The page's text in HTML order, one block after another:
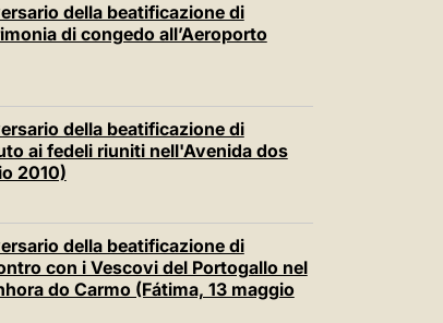
della beatificazione di
di congedo all’Aeroporto
della beatificazione di
ai fedeli riuniti nell'Avenida dos
2010)
della beatificazione di
con i Vescovi del Portogallo nel
do Carmo (Fátima, 13 maggio